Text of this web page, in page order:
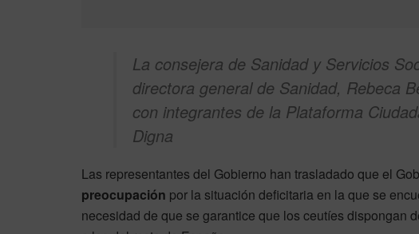
La consejera de Sanidad y Servicios
directora general de Sanidad, Rebeca
con integrantes de la Plataforma
Digna
Las representantes del Gobierno han trasladado que el
preocupación por la situación deficitaria en la que se
necesidad de que se garantice que los ceutíes dispongan